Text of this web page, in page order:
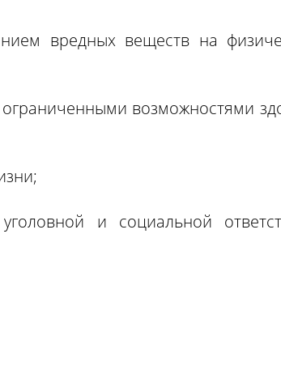
вредных веществ на
возможностями
и социальной